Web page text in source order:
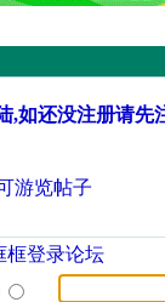
,如还没注册请先
游览帖子
框登录论坛